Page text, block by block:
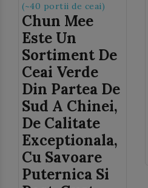
(~40 portii de ceai)
Chun Mee
Este Un
Sortiment De
Ceai Verde
Din Partea De
Sud A Chinei,
De Calitate
Exceptionala,
Cu Savoare
Puternica Si